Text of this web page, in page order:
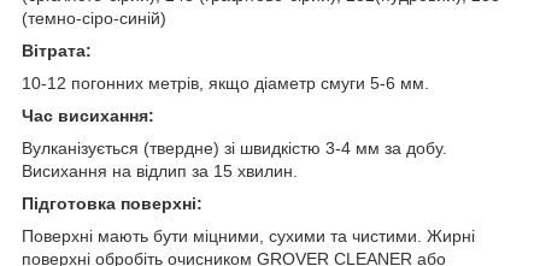
(темно-сіро-синій)
Вітрата:
10-12 погонних метрів, якщо діаметр смуги 5-6 мм.
Час висихання:
Вулканізується (твердне) зі швидкістю 3-4 мм за добу.
Висихання на відлип за 15 хвилин.
Підготовка поверхні:
Поверхні мають бути міцними, сухими та чистими. Жирні
поверхні обробіть очисником GROVER CLEANER або